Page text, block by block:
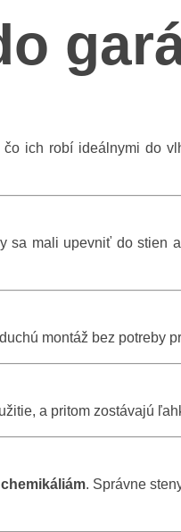
ich robí ideálnymi do
sa mali upevniť do stien
montáž bez potreby
a pritom zostávajú
. Správne